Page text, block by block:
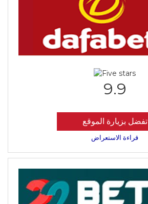
9.9
تفضل بزيارة الموقع
قراءة الاستعراض